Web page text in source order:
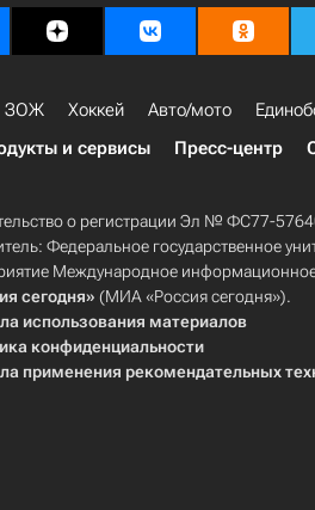
ЗОЖ Хоккей Авто/мото
и сервисы Пресс-центр
о регистрации Эл № ФС77-
Федеральное государственное
Международное информационное
сегодня» (МИА «Россия сегодня»).
использования материалов
конфиденциальности
применения рекомендательных